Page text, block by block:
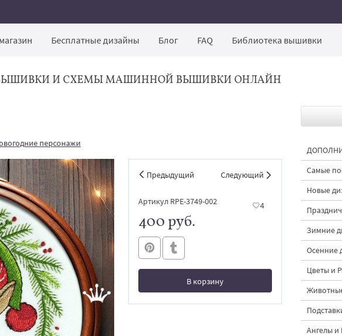
Бесплатные дизайны Блог FAQ Библиотека вышивки
И СХЕМЫ МАШИННОЙ ВЫШИВКИ ОНЛАЙН
персонажи
Предыдущий Следующий
Артикул RPE-3749-002 4
400 руб.
В корзину
В корзине
Самые
Новые
Зимние
Осенние
Цветы и
Ангелы